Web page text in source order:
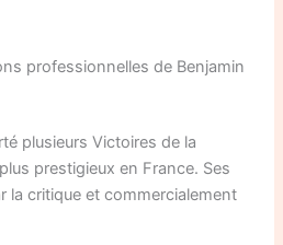
professionnelles de Benjamin
plusieurs Victoires de la
prestigieux en France. Ses
la critique et commercialement